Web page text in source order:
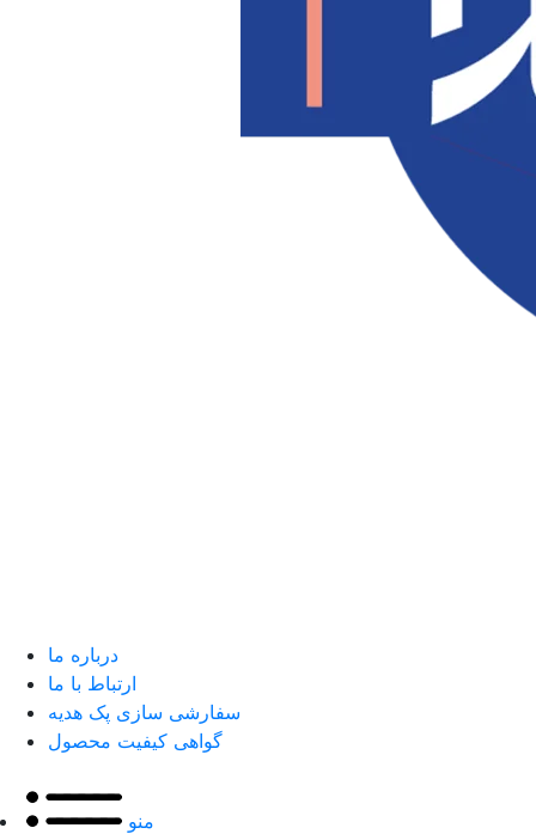
درباره ما
ارتباط با ما
سفارشی سازی پک هدیه
گواهی کیفیت محصول
منو